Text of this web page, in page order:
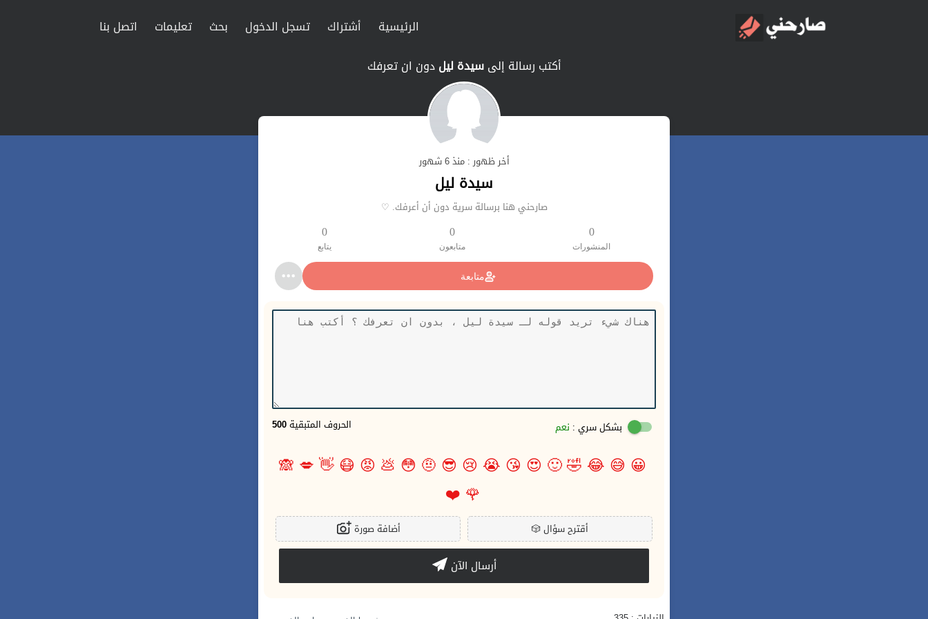
الرئيسية أشتراك تسجل الدخول بحث تعليمات
اتصل بنا
أكتب رسالة إلىسيدة ليلدون ان تعرفك
أخر ظهور : منذ 6 شهور
سيدة ليل
صارحني هنا برسالة سرية دون أن أعرفك. ♡
0
المنشورات
0
متابعون
0
يتابع
متابعة
500 الحروف المتبقية بشكل سري : نعم
😀
😅
😂
🤣
🙂
😍
😘
😭
😢
😎
🤨
😳
💩
😡
😷
👋
💋
🙈
🌹
❤️
🎲أقترح سؤال أضافة صورة
أرسال الآن